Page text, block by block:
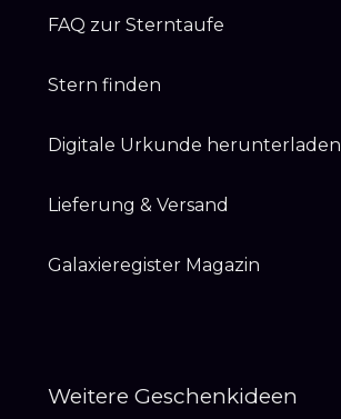
FAQ zur Sterntaufe
Stern finden
Digitale Urkunde herunterladen
Lieferung & Versand
Galaxieregister Magazin
Weitere Geschenkideen